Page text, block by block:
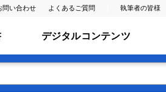
問い合わせ よくあるご質問 執筆者の皆様
デジタルコンテンツ